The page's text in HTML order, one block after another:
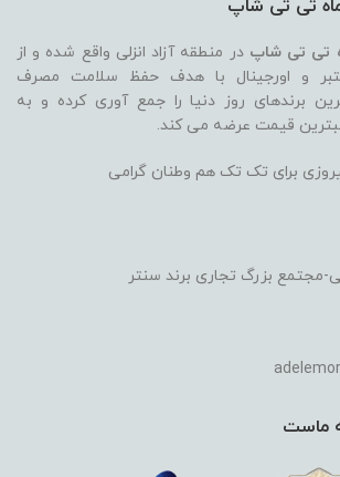
ماه تی تی شاپ
تی تی شاپ در منطقه آزاد انزلی واقع شده و از
و اورجینال با هدف حفظ سلامت مصرف
برندهای روز دنیا را جمع آوری کرده و به
قیمت عرضه می کند.
برای تک تک هم وطنان گرامی
مجتمع بزرگ تجاری برند سنتر
ماست